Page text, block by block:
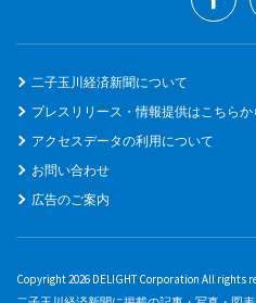
二子玉川経済新聞について
プレスリリース・情報提供はこちらか
アクセスデータの利用について
お問い合わせ
広告のご案内
Copyright 2026 DELIGHT Corporation All rights